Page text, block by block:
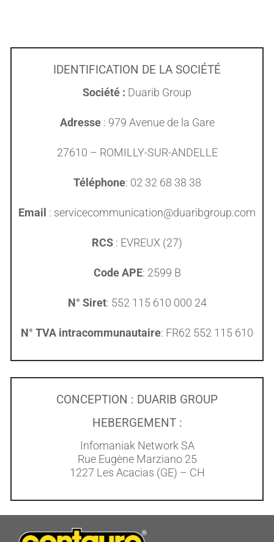
IDENTIFICATION DE LA SOCIÉTÉ
Société : Duarib Group
Adresse : 979 Avenue de la Gare
27610 – ROMILLY-SUR-ANDELLE
Téléphone: 02 32 68 38 38
Email : servicecommunication@duaribgroup.com
RCS : EVREUX (27)
Code APE: 2599 B
N° Siret: 552 115 610 000 24
N° TVA intracommunautaire: FR62 552 115 610
CONCEPTION : DUARIB GROUP
HEBERGEMENT :
Infomaniak Network SA
Rue Eugène Marziano 25
1227 Les Acacias (GE) – CH